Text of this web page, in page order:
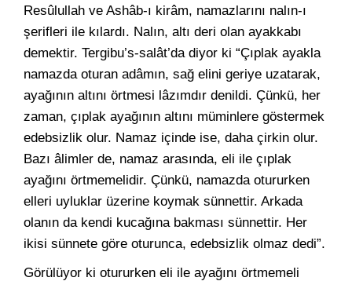
Resûlullah ve Ashâb-ı kirâm, namazlarını nalın-ı
şerifleri ile kılardı. Nalın, altı deri olan ayakkabı
demektir. Tergibu’s-salât’da diyor ki “Çıplak ayakla
namazda oturan adâmın, sağ elini geriye uzatarak,
ayağının altını örtmesi lâzımdır denildi. Çünkü, her
zaman, çıplak ayağının altını müminlere göstermek
edebsizlik olur. Namaz içinde ise, daha çirkin olur.
Bazı âlimler de, namaz arasında, eli ile çıplak
ayağını örtmemelidir. Çünkü, namazda otururken
elleri uyluklar üzerine koymak sünnettir. Arkada
olanın da kendi kucağına bakması sünnettir. Her
ikisi sünnete göre oturunca, edebsizlik olmaz dedi”.
Görülüyor ki otururken eli ile ayağını örtmemeli